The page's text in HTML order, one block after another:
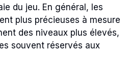
du jeu. En général, les
plus précieuses à mesure
des niveaux plus élevés,
souvent réservés aux